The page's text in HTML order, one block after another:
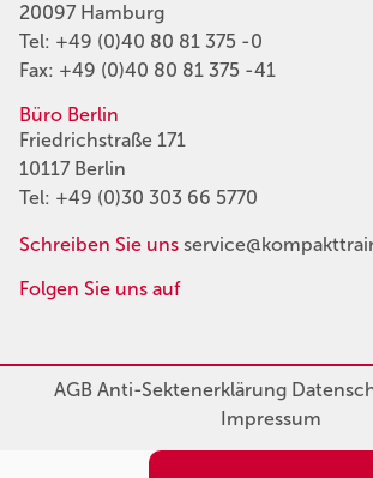
20097 Hamburg
Tel: +49 (0)40 80 81 375 -0
Fax: +49 (0)40 80 81 375 -41
Büro Berlin
Friedrichstraße 171
10117 Berlin
Tel: +49 (0)30 303 66 5770
Schreiben Sie uns
Folgen Sie uns auf
AGBAnti-Sektenerklärung
Impressum